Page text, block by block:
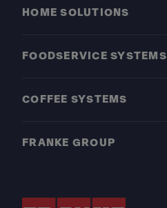
HOME SOLUTIONS
FOODSERVICE SYSTEMS
COFFEE SYSTEMS
FRANKE GROUP